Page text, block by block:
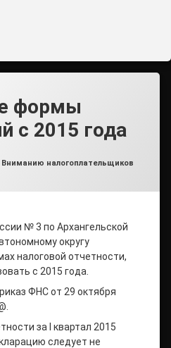
формы
с 2015 года
Рубрики:
Вниманию налогоплательщиков
№ 3 по Архангельской
округу
налоговой отчетности,
с 2015 года.
ФНС от 29 октября
за I квартал 2015
следует не